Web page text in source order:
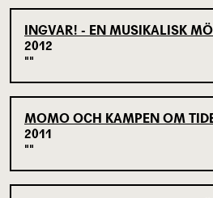
INGVAR! - EN MUSIKALISK
2012
MOMO OCH KAMPEN OM
2011